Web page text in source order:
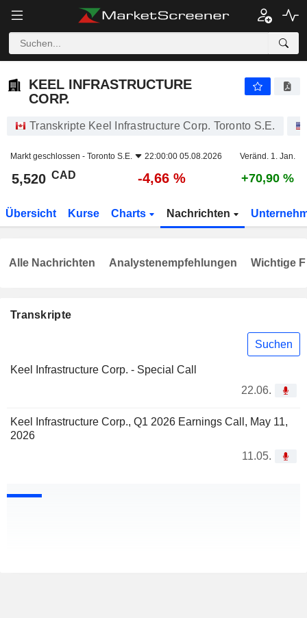
KEEL INFRASTRUCTURE
CORP.
Transkripte Keel Infrastructure Corp. Toronto S.E.
Markt geschlossen - Toronto S.E. 22:00:00 05.08.2026 Veränd. 1. Jan.
5,520 CAD -4,66 % +70,90 %
Übersicht Kurse Charts Nachrichten
Transkripte
Suchen
Keel Infrastructure Corp. - Special Call
22.06.
Keel Infrastructure Corp., Q1 2026 Earnings Call, May 11,
2026
11.05.
Alle Nachrichten Analystenempfehlungen Wichtige